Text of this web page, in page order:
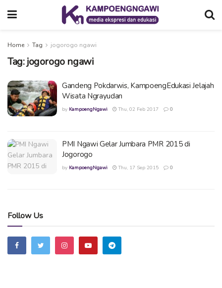
Home Tag jogorogo ngawi
Tag:jogorogo ngawi
Gandeng Pokdarwis, KampoengEdukasi Jelajah
Wisata Ngrayudan
by KampoengNgawi Thu, 02 Feb 2017 0
PMI Ngawi Gelar Jumbara PMR 2015 di
Jogorogo
by KampoengNgawi Thu, 17 Sep 2015 0
Follow Us